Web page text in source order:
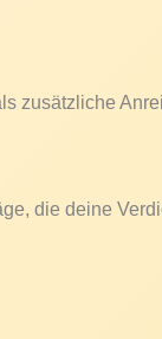
zusätzliche
die deine